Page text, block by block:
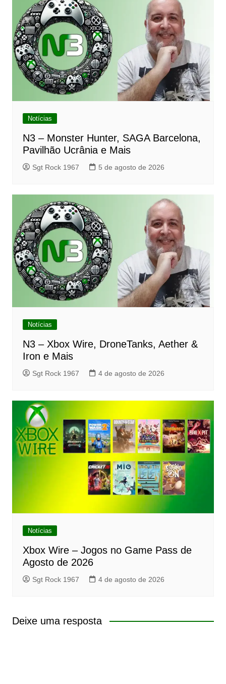
Notícias
N3 – Monster Hunter, SAGA Barcelona,
Pavilhão Ucrânia e Mais
Sgt Rock 1967 5 de agosto de 2026
Notícias
N3 – Xbox Wire, DroneTanks, Aether &
Iron e Mais
Sgt Rock 1967 4 de agosto de 2026
Notícias
Xbox Wire – Jogos no Game Pass de
Agosto de 2026
Sgt Rock 1967 4 de agosto de 2026
Deixe uma resposta